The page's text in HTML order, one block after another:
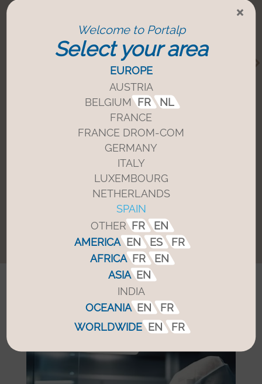
Puerta corredera con control de aire
limitado
Regule con precisión el flujo de aire
minimizar las contaminaciones
. Ideal para entornos que
requierenun control estricto de la
presión.
Más información
Sus mercados
×
Welcome to Portalp
Select your area
EUROPE
AUSTRIA
BELGIUM FR
NL
FRANCE
FRANCE DROM-COM
GERMANY
ITALY
LUXEMBOURG
NETHERLANDS
SPAIN
OTHER FR
EN
AMERICA EN ES
FR
AFRICA FR
EN
ASIA EN
INDIA
OCEANIA EN
FR
WORLDWIDE EN FR